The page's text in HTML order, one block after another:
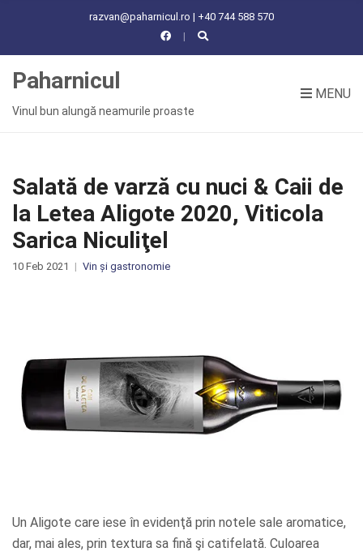
razvan@paharnicul.ro | +40 744 588 570
R
Paharnicul
Vinul bun alungă neamurile proaste
MENU
Salată de varză cu nuci & Caii de
la Letea Aligote 2020, Viticola
Sarica Niculiţel
10 Feb 2021 Vin și gastronomie
Un Aligote care iese în evidenţă prin notele sale aromatice,
dar, mai ales, prin textura sa fină şi catifelată. Culoarea